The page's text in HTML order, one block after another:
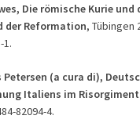
Die römische Kurie und
der Reformation, Tübingen
1.
Petersen (a cura di),
Italiens im
82094-4.